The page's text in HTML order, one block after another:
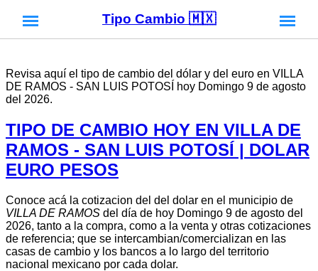
Tipo Cambio 🇲🇽
Revisa aquí el tipo de cambio del dólar y del euro en VILLA
DE RAMOS - SAN LUIS POTOSÍ hoy Domingo 9 de agosto
del 2026.
TIPO DE CAMBIO HOY EN VILLA DE
RAMOS - SAN LUIS POTOSÍ | DOLAR
EURO PESOS
Conoce acá la cotizacion del del dolar en el municipio de
VILLA DE RAMOS del día de hoy Domingo 9 de agosto del
2026, tanto a la compra, como a la venta y otras cotizaciones
de referencia; que se intercambian/comercializan en las
casas de cambio y los bancos a lo largo del territorio
nacional mexicano por cada dolar.